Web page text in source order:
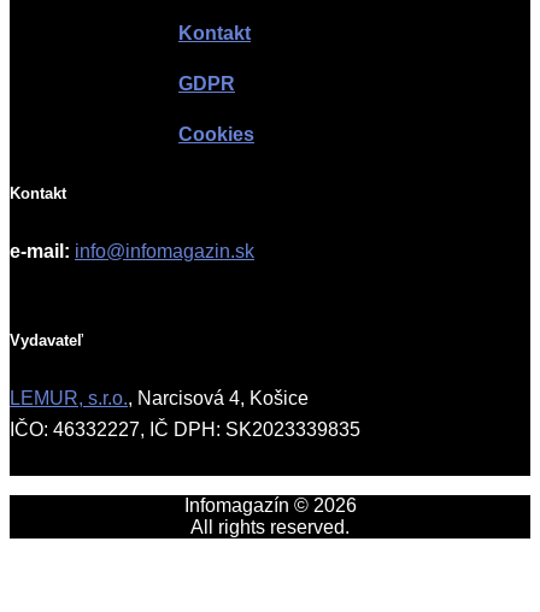
Kontakt
GDPR
Cookies
Kontakt
e-mail: info@infomagazin.sk
Vydavateľ
LEMUR, s.r.o., Narcisová 4, Košice
IČO: 46332227, IČ DPH: SK2023339835
Infomagazín © 2026
All rights reserved.